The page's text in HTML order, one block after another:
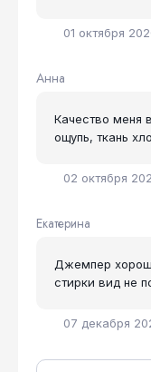
01 октября
Анна
02 октября
Качество меня
ощупь, ткань
Екатерина
07 декабря
Джемпер
стирки вид не